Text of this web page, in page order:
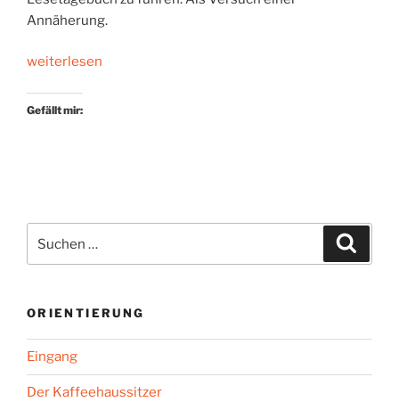
Annäherung.
„Ein
Lesebuch“
weiterlesen
Gefällt mir:
nach:
ORIENTIERUNG
Eingang
Der Kaffeehaussitzer